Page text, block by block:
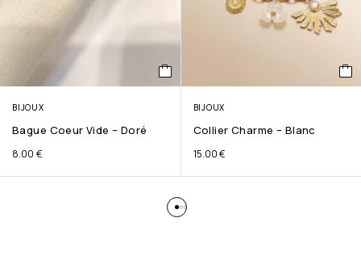
BIJOUX
Bague Coeur Vide – Doré
8.00 €
BIJOUX
Collier Charme – Blanc
15.00€